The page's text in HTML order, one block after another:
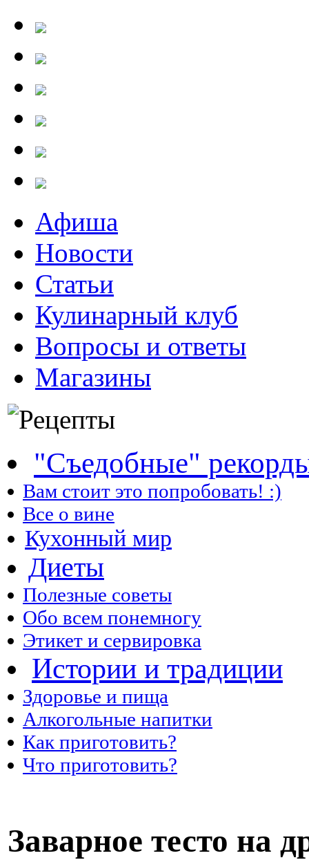
Афиша
Новости
Статьи
Кулинарный клуб
Вопросы и ответы
Магазины
"Съедобные"
Вам стоит это попробовать! :)
Все о вине
Кухонный мир
Диеты
Полезные советы
Обо всем понемногу
Этикет и сервировка
Истории и традиции
Здоровье и пища
Алкогольные напитки
Как приготовить?
Что приготовить?
Заварное тесто на